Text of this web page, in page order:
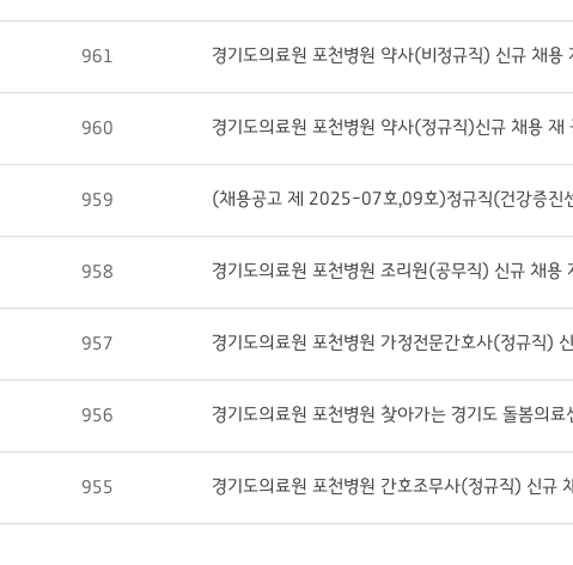
961 경기도의료원 포천병원 약사(비정규직) 신규 채
960 경기도의료원 포천병원 약사(정규직)신규 채용
959
958 경기도의료원 포천병원 조리원(공무직) 신규 채
957 경기도의료원 포천병원 가정전문간호사(정규직
956
955 경기도의료원 포천병원 간호조무사(정규직) 신